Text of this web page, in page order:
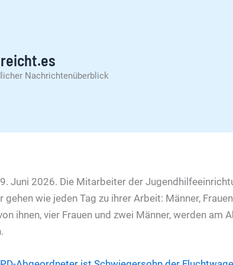
Nachrichtenüberblick
Juni 2026. Die Mitarbeiter der
gehen wie jeden Tag zu ihrer Arbeit: Männer,
ihnen, vier Frauen und zwei Männer, werden am